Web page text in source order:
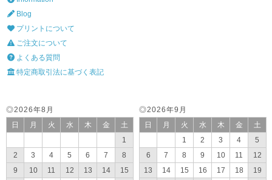
Blog
プリントについて
ご注文について
よくある質問
特定商取引法に基づく表記
◎2026年9月
日
月 火 水 木 金
土
1
2 3 4
5
6
7 8 9 10 11
12
13
14 15 16 17 18
19
◎2026年8月
日
月 火 水 木 金
土
1
2
3 4 5 6 7
8
9
10 11 12 13 14
15